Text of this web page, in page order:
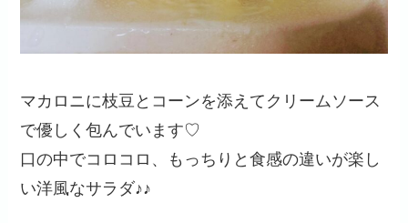
マカロニに枝豆とコーンを添えてクリームソース
で優しく包んでいます♡
口の中でコロコロ、もっちりと食感の違いが楽し
い洋風なサラダ♪♪